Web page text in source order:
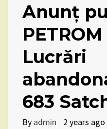
Anunț
PETROM
Lucrări
683
By admin 2 years ago